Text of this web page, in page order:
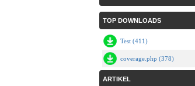
TOP DOWNLOADS
Test (411)
coverage.php (378)
ARTIKEL